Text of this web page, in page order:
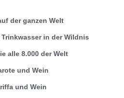
der ganzen Welt
in der Wildnis
alle 8.000 der Welt
und Wein
und Wein